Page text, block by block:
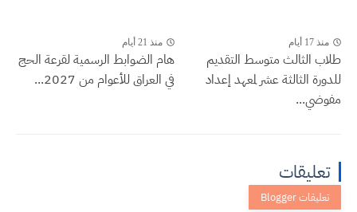
منذ 17 أيام
طلاب الثالث متوسط التقديم
للدورة الثالثة عشر لمعهد إعداد
مفوضي...
منذ 21 أيام
هام الضوابط الرسمية لقرعة الحج
في العراق للأعوام من 2027...
تعليقات